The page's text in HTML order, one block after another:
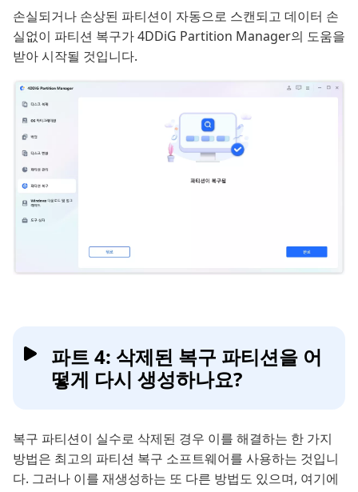
손실되거나 손상된 파티션이 자동으로 스캔되고 데이터 손
실없이 파티션 복구가 4DDiG Partition Manager의 도움을
받아 시작될 것입니다.
파트 4: 삭제된 복구 파티션을 어
떻게 다시 생성하나요?
복구 파티션이 실수로 삭제된 경우 이를 해결하는 한 가지
방법은 최고의 파티션 복구 소프트웨어를 사용하는 것입니
다. 그러나 이를 재생성하는 또 다른 방법도 있으며, 여기에